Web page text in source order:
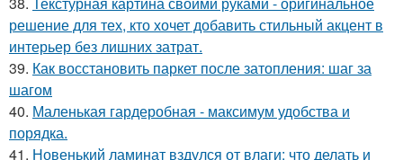
решение для тех, кто хочет добавить стильный акцент в
интерьер без лишних затрат.
39. Как восстановить паркет после затопления: шаг за
шагом
40. Маленькая гардеробная - максимум удобства и
порядка.
41. Новенький ламинат вздулся от влаги: что делать и